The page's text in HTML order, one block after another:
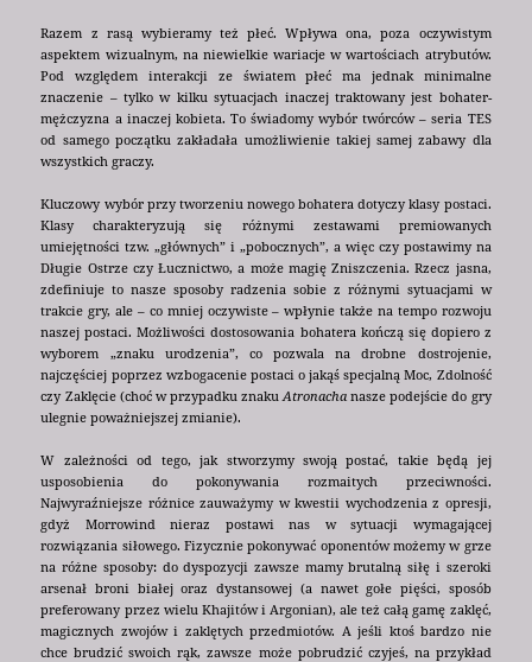
Razem z rasą wybieramy też płeć. Wpływa ona, poza oczywistym
aspektem wizualnym, na niewielkie wariacje w wartościach atrybutów.
Pod względem interakcji ze światem płeć ma jednak minimalne
znaczenie – tylko w kilku sytuacjach inaczej traktowany jest bohater-
mężczyzna a inaczej kobieta. To świadomy wybór twórców – seria TES
od samego początku zakładała umożliwienie takiej samej zabawy dla
wszystkich graczy.
Kluczowy wybór przy tworzeniu nowego bohatera dotyczy klasy postaci.
Klasy charakteryzują się różnymi zestawami premiowanych
umiejętności tzw. „głównych” i „pobocznych”, a więc czy postawimy na
Długie Ostrze czy Łucznictwo, a może magię Zniszczenia. Rzecz jasna,
zdefiniuje to nasze sposoby radzenia sobie z różnymi sytuacjami w
trakcie gry, ale – co mniej oczywiste – wpłynie także na tempo rozwoju
naszej postaci. Możliwości dostosowania bohatera kończą się dopiero z
wyborem „znaku urodzenia”, co pozwala na drobne dostrojenie,
najczęściej poprzez wzbogacenie postaci o jakąś specjalną Moc, Zdolność
czy Zaklęcie (choć w przypadku znakuAtronachanasze podejście do gry
ulegnie poważniejszej zmianie).
W zależności od tego, jak stworzymy swoją postać, takie będą jej
usposobienia do pokonywania rozmaitych przeciwności.
Najwyraźniejsze różnice zauważymy w kwestii wychodzenia z opresji,
gdyż Morrowind nieraz postawi nas w sytuacji wymagającej
rozwiązania siłowego. Fizycznie pokonywać oponentów możemy w grze
na różne sposoby: do dyspozycji zawsze mamy brutalną siłę i szeroki
arsenał broni białej oraz dystansowej (a nawet gołe pięści, sposób
preferowany przez wielu Khajitów i Argonian), ale też całą gamę zaklęć,
magicznych zwojów i zaklętych przedmiotów. A jeśli ktoś bardzo nie
chce brudzić swoich rąk, zawsze może pobrudzić czyjeś, na przykład